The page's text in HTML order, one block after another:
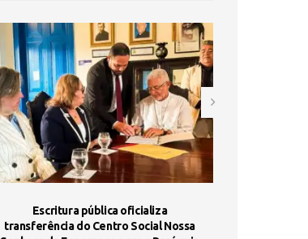
Escritura pública oficializa
transferência do Centro Social Nossa